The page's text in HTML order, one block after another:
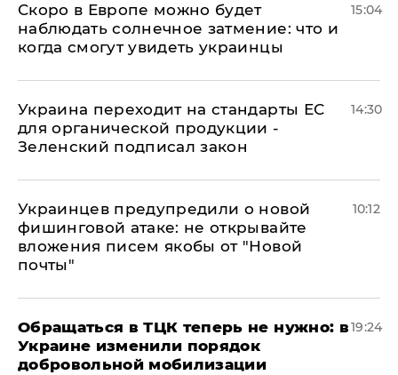
Скоро в Европе можно будет
наблюдать солнечное затмение: что и
когда смогут увидеть украинцы
15:04
Украина переходит на стандарты ЕС
для органической продукции -
Зеленский подписал закон
14:30
Украинцев предупредили о новой
фишинговой атаке: не открывайте
вложения писем якобы от "Новой
почты"
10:12
Обращаться в ТЦК теперь не нужно: в
Украине изменили порядок
добровольной мобилизации
19:24